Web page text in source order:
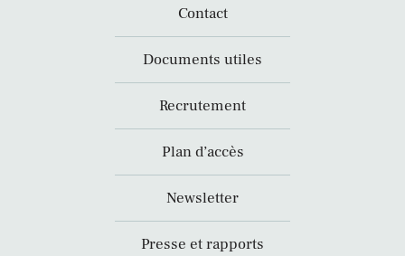
Contact
Documents utiles
Recrutement
Plan d’accès
Newsletter
Presse et rapports